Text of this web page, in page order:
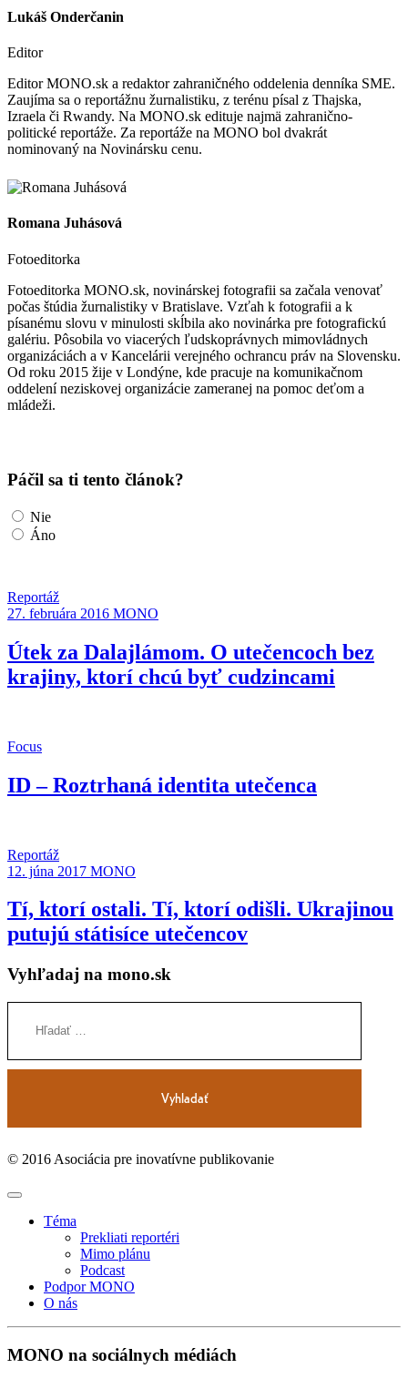
Lukáš Onderčanin
Editor
Editor MONO.sk a redaktor zahraničného oddelenia denníka SME.
Zaujíma sa o reportážnu žurnalistiku, z terénu písal z Thajska,
Izraela či Rwandy. Na MONO.sk edituje najmä zahranično-
politické reportáže. Za reportáže na MONO bol dvakrát
nominovaný na Novinársku cenu.
Romana Juhásová
Fotoeditorka
Fotoeditorka MONO.sk, novinárskej fotografii sa začala venovať
počas štúdia žurnalistiky v Bratislave. Vzťah k fotografii a k
písanému slovu v minulosti skĺbila ako novinárka pre fotografickú
galériu. Pôsobila vo viacerých ľudskoprávnych mimovládnych
organizáciách a v Kancelárii verejného ochrancu práv na Slovensku.
Od roku 2015 žije v Londýne, kde pracuje na komunikačnom
oddelení neziskovej organizácie zameranej na pomoc deťom a
mládeži.
Páčil sa ti tento článok?
Nie
Áno
Reportáž
27. februára 2016 MONO
Útek za Dalajlámom. O utečencoch bez
krajiny, ktorí chcú byť cudzincami
Focus
ID – Roztrhaná identita utečenca
Reportáž
12. júna 2017 MONO
Tí, ktorí ostali. Tí, ktorí odišli. Ukrajinou
putujú státisíce utečencov
Vyhľadaj na mono.sk
© 2016 Asociácia pre inovatívne publikovanie
Téma
Prekliati reportéri
Mimo plánu
Podcast
Podpor MONO
O nás
MONO na sociálnych médiách